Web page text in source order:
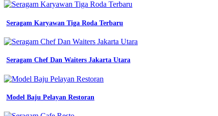
Seragam Karyawan Tiga Roda Terbaru
Seragam Chef Dan Waiters Jakarta Utara
Model Baju Pelayan Restoran